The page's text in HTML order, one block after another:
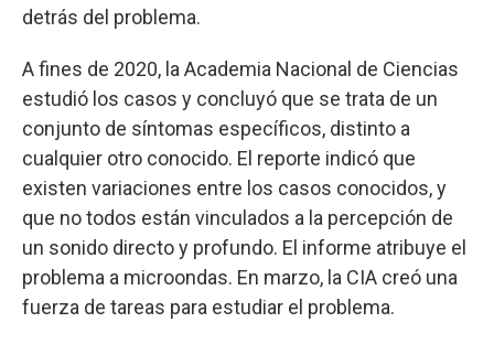
detrás del problema.
A fines de 2020, la Academia Nacional de Ciencias
estudió los casos y concluyó que se trata de un
conjunto de síntomas específicos, distinto a
cualquier otro conocido. El reporte indicó que
existen variaciones entre los casos conocidos, y
que no todos están vinculados a la percepción de
un sonido directo y profundo. El informe atribuye el
problema a microondas. En marzo, la CIA creó una
fuerza de tareas para estudiar el problema.